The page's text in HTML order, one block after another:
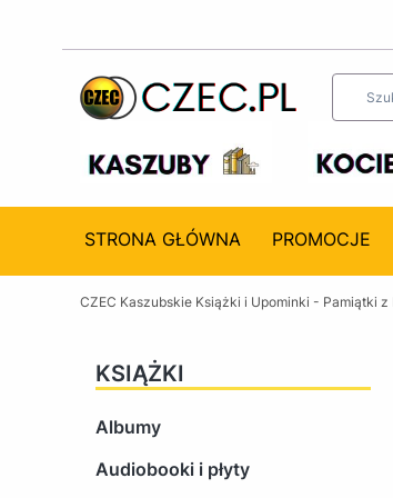
STRONA GŁÓWNA PROMOCJE
CZEC Kaszubskie Książki i Upominki - Pamiątki z
KSIĄŻKI
Albumy
Audiobooki i płyty